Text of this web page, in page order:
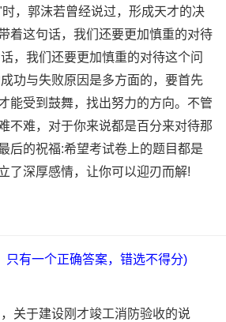
，郭沫若曾经说过，形成天才的决
着这句话，我们还要更加慎重的对待
，我们还要更加慎重的对待这个问
功与失败原因是多方面的，要首先
能受到鼓舞，找出努力的方向。不管
不难，对于你来说都是百分来对待那
后的祝福:希望考试卷上的题目都是
了深厚感情，让你可以迎刃而解!
只有一个正确答案，错选不得分)
关于建设刚才竣工消防验收的说